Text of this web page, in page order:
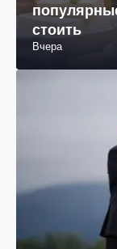
стоить
Вчера